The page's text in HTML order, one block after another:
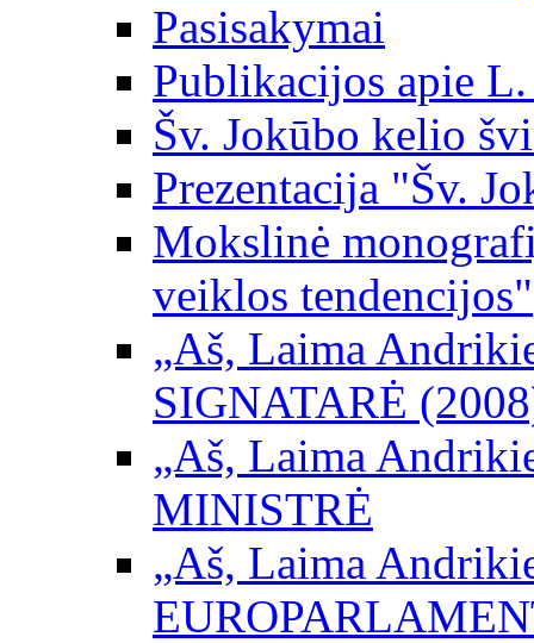
Pasisakymai
Publikacijos apie
Šv. Jokūbo kelio
Prezentacija "Šv.
Mokslinė
veiklos tendencijos"
„Aš, Laima
SIGNATARĖ
„Aš, Laima
MINISTRĖ
„Aš, Laima